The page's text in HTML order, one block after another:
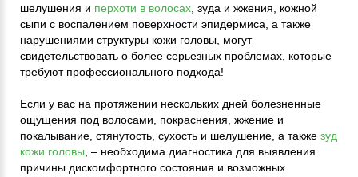
шелушения и перхоти в волосах , зуда и жжения, кожной
сыпи с воспалением поверхности эпидермиса, а также
нарушениями структуры кожи головы, могут
свидетельствовать о более серьезных проблемах, которые
требуют профессионального подхода!
Если у вас на протяжении нескольких дней болезненные
ощущения под волосами, покраснения, жжение и
покалывание, стянутость, сухость и шелушение, а также зуд
кожи головы , – необходима диагностика для выявления
причины дискомфортного состояния и возможных